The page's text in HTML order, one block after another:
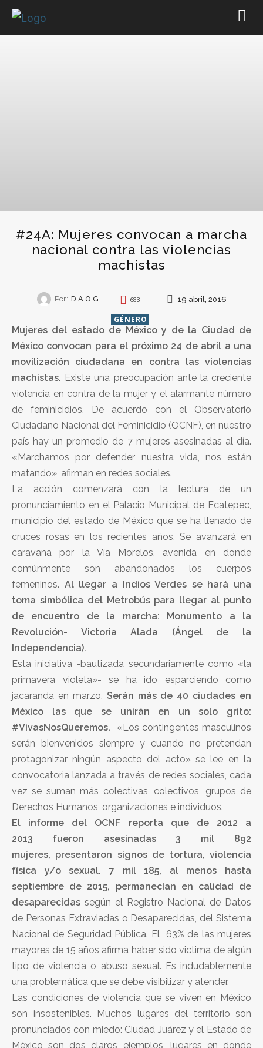
#24A: Mujeres convocan a marcha
nacional contra las violencias
machistas
Por: D.A.O.G. 683 19 abril, 2016
GÉNERO
Mujeres del estado de México y de la Ciudad de
México convocan para el próximo 24 de abril a una
movilización ciudadana en contra las violencias
machistas. Existe una preocupación ante la creciente
violencia en contra de la mujer y el alarmante número
de feminicidios. De acuerdo con el Observatorio
Ciudadano Nacional del Feminicidio (OCNF), en nuestro
país hay un promedio de 7 mujeres asesinadas al día.
«Marchamos por defender nuestra vida, nos están
matando», afirman en redes sociales.
La acción comenzará con la lectura de un
pronunciamiento en el Palacio Municipal de Ecatepec,
municipio del estado de México que se ha llenado de
cruces rosas en los recientes años. Se avanzará en
caravana por la Vía Morelos, avenida en donde
comúnmente son abandonados los cuerpos
femeninos. Al llegar a Indios Verdes se hará una
toma simbólica del Metrobús para llegar al punto
de encuentro de la marcha: Monumento a la
Revolución- Victoria Alada (Ángel de la
Independencia).
Esta iniciativa -bautizada secundariamente como «la
primavera violeta»- se ha ido esparciendo como
jacaranda en marzo. Serán más de 40 ciudades en
México las que se unirán en un solo grito:
#VivasNosQueremos. «Los contingentes masculinos
serán bienvenidos siempre y cuando no pretendan
protagonizar ningún aspecto del acto» se lee en la
convocatoria lanzada a través de redes sociales, cada
vez se suman más colectivas, colectivos, grupos de
Derechos Humanos, organizaciones e individuos.
El informe del OCNF reporta que de 2012 a
2013 fueron asesinadas 3 mil 892
mujeres, presentaron signos de tortura, violencia
física y/o sexual. 7 mil 185, al menos hasta
septiembre de 2015, permanecían en calidad de
desaparecidas según el Registro Nacional de Datos
de Personas Extraviadas o Desaparecidas, del Sistema
Nacional de Seguridad Pública. El 63% de las mujeres
mayores de 15 años afirma haber sido victima de algún
tipo de violencia o abuso sexual. Es indudablemente
una problemática que se debe visibilizar y atender.
Las condiciones de violencia que se viven en México
son insostenibles. Muchos lugares del territorio son
pronunciados con miedo: Ciudad Juárez y el Estado de
México son dos claros ejemplos, lugares en donde